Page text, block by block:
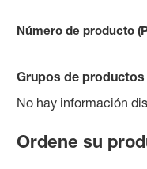
Número de producto
Grupos de productos
No hay información
Ordene su